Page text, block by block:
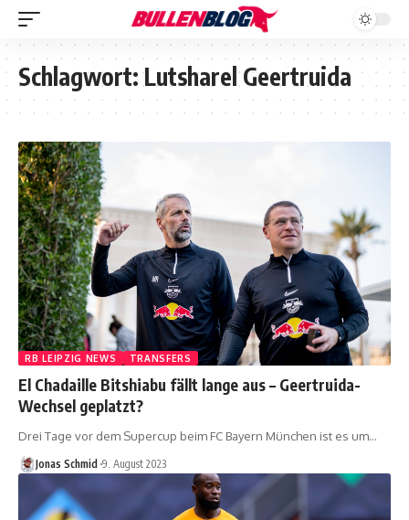
Schlagwort:Lutsharel Geertruida
RB LEIPZIG NEWS TRANSFERS
El Chadaille Bitshiabu fällt lange aus – Geertruida-
Wechsel geplatzt?
Drei Tage vor dem Supercup beim FC Bayern München ist es um…
Jonas Schmid 9. August 2023